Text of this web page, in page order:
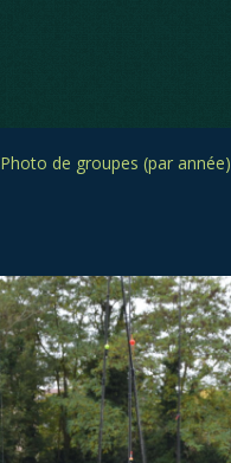
Photo de groupes (par année)